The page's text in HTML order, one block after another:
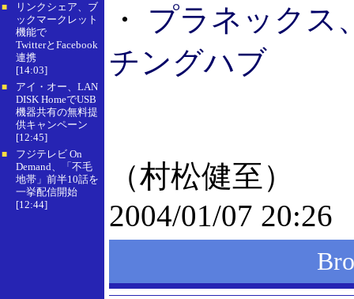
■
リンクシェア、ブ
ックマークレット
機能で
TwitterとFacebook
連携
[14:03]
■
アイ・オー、LAN
DISK HomeでUSB
機器共有の無料提
供キャンペーン
[12:45]
■
フジテレビ On
Demand、「不毛
地帯」前半10話を
一挙配信開始
[12:44]
・ プラネックス
チングハブ
（村松健至）
2004/01/07 20:26